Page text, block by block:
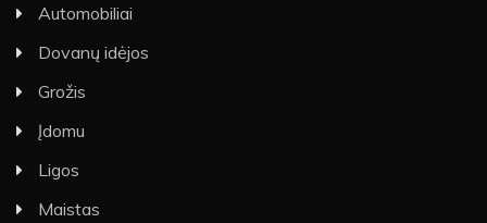
Automobiliai
Dovanų idėjos
Grožis
Įdomu
Ligos
Maistas